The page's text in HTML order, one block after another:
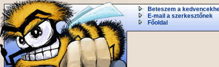
Beteszem a
E-mail a szerkesztőnek
Főoldal